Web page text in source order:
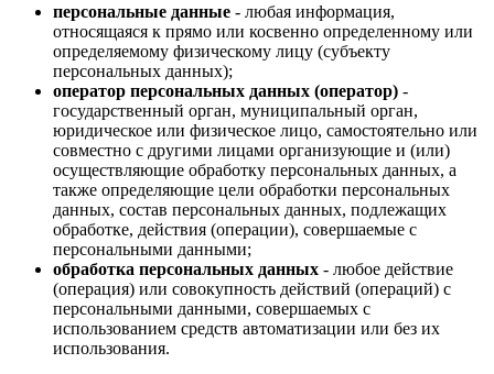
персональные данные - любая информация,
относящаяся к прямо или косвенно определенному или
определяемому физическому лицу (субъекту
персональных данных);
оператор персональных данных (оператор) -
государственный орган, муниципальный орган,
юридическое или физическое лицо, самостоятельно или
совместно с другими лицами организующие и (или)
осуществляющие обработку персональных данных, а
также определяющие цели обработки персональных
данных, состав персональных данных, подлежащих
обработке, действия (операции), совершаемые с
персональными данными;
обработка персональных данных - любое действие
(операция) или совокупность действий (операций) с
персональными данными, совершаемых с
использованием средств автоматизации или без их
использования.